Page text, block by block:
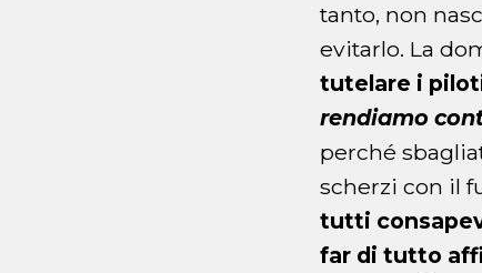
tanto, non
evitarlo. La
tutelare i
rendiamo
perché
scherzi con il
tutti
far di tutto